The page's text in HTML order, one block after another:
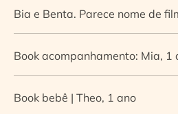
Bia e Benta. Parece nome de
Book acompanhamento: Mia, 1
Book bebê | Theo, 1 ano